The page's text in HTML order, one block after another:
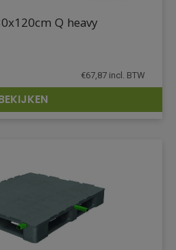
DETAILS
Q heavy
€67,87 incl. BTW